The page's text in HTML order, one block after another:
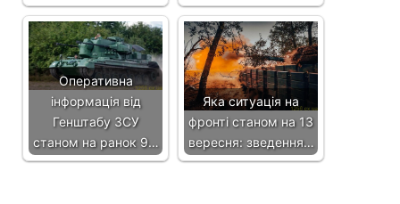
Оперативна
інформація від
Генштабу ЗСУ
станом на ранок 9…
Яка ситуація на
фронті станом на 13
вересня: зведення…